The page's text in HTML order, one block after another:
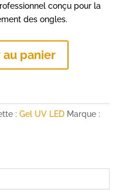
conçu pour la
des ongles.
panier
: Gel UV LED Marque :